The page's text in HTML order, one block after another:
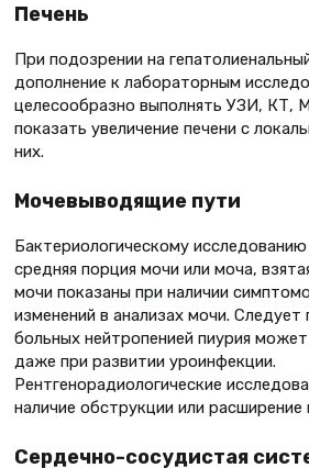
Печень
При подозрении на
дополнение к лабораторным
целесообразно выполнять УЗИ, КТ,
показать увеличение печени с
них.
Мочевыводящие пути
Бактериологическому
средняя порция мочи или моча,
мочи показаны при наличии
изменений в анализах мочи. Следует
больных нейтропенией пиурия
даже при развитии уроинфекции.
Рентгенорадиологические
наличие обструкции или расширение
Сердечно-сосудистая